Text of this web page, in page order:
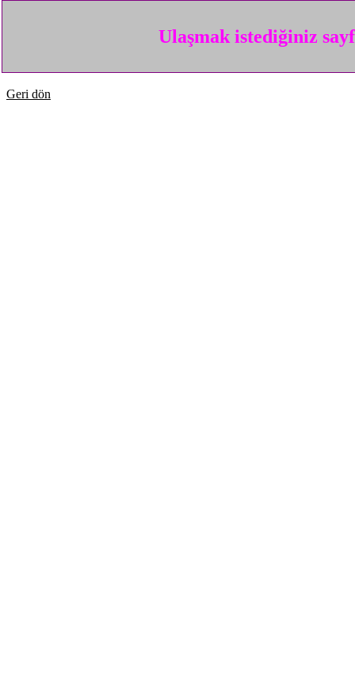
Ulaşmak istediğiniz
Geri dön